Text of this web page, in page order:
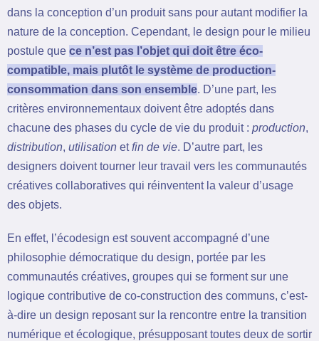
dans la conception d’un produit sans pour autant modifier la
nature de la conception. Cependant, le design pour le milieu
postule que ce n’est pas l’objet qui doit être éco-
compatible, mais plutôt le système de production-
consommation dans son ensemble. D’une part, les
critères environnementaux doivent être adoptés dans
chacune des phases du cycle de vie du produit : production,
distribution, utilisation etfin de vie. D’autre part, les
designers doivent tourner leur travail vers les communautés
créatives collaboratives qui réinventent la valeur d’usage
des objets.
En effet, l’écodesign est souvent accompagné d’une
philosophie démocratique du design, portée par les
communautés créatives, groupes qui se forment sur une
logique contributive de co-construction des communs, c’est-
à-dire un design reposant sur la rencontre entre la transition
numérique et écologique, présupposant toutes deux de sortir